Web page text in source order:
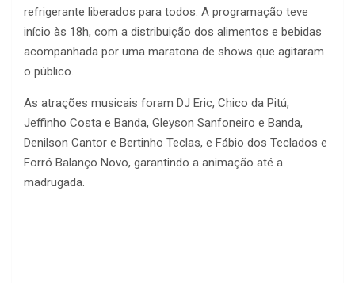
refrigerante liberados para todos. A programação teve
início às 18h, com a distribuição dos alimentos e bebidas
acompanhada por uma maratona de shows que agitaram
o público.
As atrações musicais foram DJ Eric, Chico da Pitú,
Jeffinho Costa e Banda, Gleyson Sanfoneiro e Banda,
Denilson Cantor e Bertinho Teclas, e Fábio dos Teclados e
Forró Balanço Novo, garantindo a animação até a
madrugada.